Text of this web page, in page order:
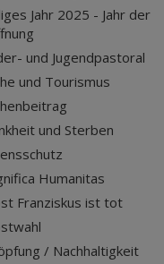
Jahr 2025 - Jahr der
und Jugendpastoral
und Tourismus
und Sterben
Humanitas
Franziskus ist tot
/ Nachhaltigkeit